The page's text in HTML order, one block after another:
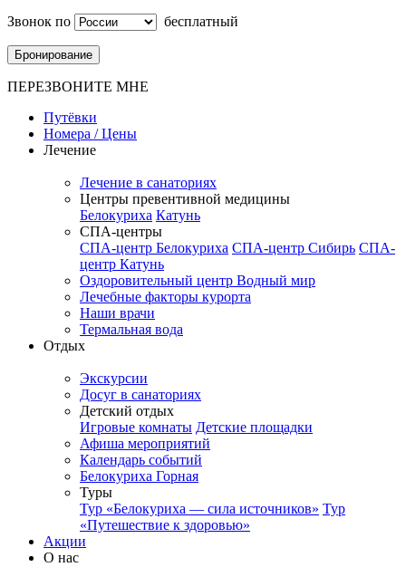
Звонок по
бесплатный
Бронирование
ПЕРЕЗВОНИТЕ МНЕ
Путёвки
Номера / Цены
Лечение
Лечение в санаториях
Центры превентивной медицины
Белокуриха Катунь
СПА-центры
СПА-центр Белокуриха СПА-центр Сибирь СПА-
центр Катунь
Оздоровительный центр Водный мир
Лечебные факторы курорта
Наши врачи
Термальная вода
Отдых
Экскурсии
Досуг в санаториях
Детский отдых
Игровые комнаты Детские площадки
Афиша мероприятий
Календарь событий
Белокуриха Горная
Туры
Тур «Белокуриха — сила источников» Тур
«Путешествие к здоровью»
Акции
О нас